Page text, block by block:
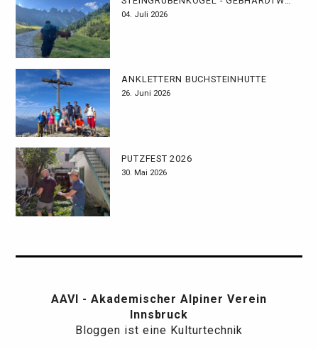
04. Juli 2026
ANKLETTERN BUCHSTEINHÜTTE
26. Juni 2026
PUTZFEST 2026
30. Mai 2026
AAVI - Akademischer Alpiner Verein
Innsbruck
Bloggen ist eine Kulturtechnik